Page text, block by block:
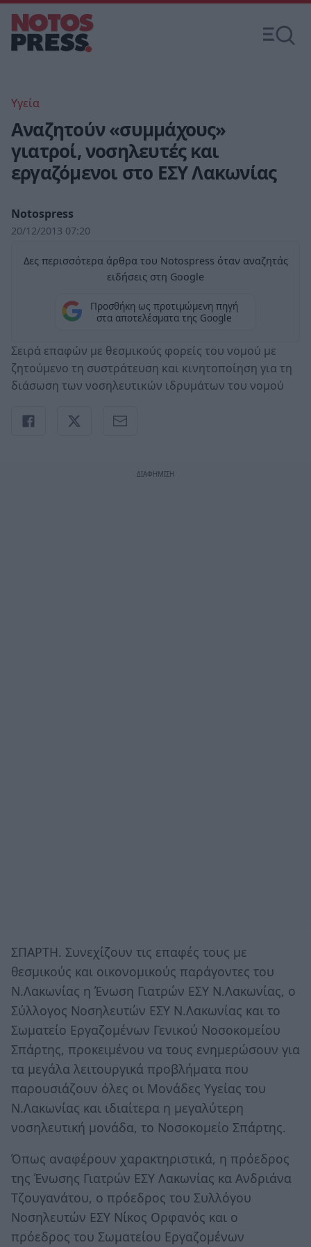
Υγεία
Αναζητούν «συμμάχους»
γιατροί, νοσηλευτές και
εργαζόμενοι στο ΕΣΥ Λακωνίας
Notospress
20/12/2013 07:20
Δες περισσότερα άρθρα του Notospress όταν αναζητάς
ειδήσεις στη Google
Προσθήκη ως προτιμώμενη πηγή
στα αποτελέσματα της Google
Σειρά επαφών με θεσμικούς φορείς του νομού με
ζητούμενο τη συστράτευση και κινητοποίηση για τη
διάσωση των νοσηλευτικών ιδρυμάτων του νομού
ΣΠΑΡΤΗ. Συνεχίζουν τις επαφές τους με
θεσμικούς και οικονομικούς παράγοντες του
Ν.Λακωνίας η Ένωση Γιατρών ΕΣΥ Ν.Λακωνίας, ο
Σύλλογος Νοσηλευτών ΕΣΥ Ν.Λακωνίας και το
Σωματείο Εργαζομένων Γενικού Νοσοκομείου
Σπάρτης, προκειμένου να τους ενημερώσουν για
τα μεγάλα λειτουργικά προβλήματα που
παρουσιάζουν όλες οι Μονάδες Υγείας του
Ν.Λακωνίας και ιδιαίτερα η μεγαλύτερη
νοσηλευτική μονάδα, το Νοσοκομείο Σπάρτης.
Όπως αναφέρουν χαρακτηριστικά, η πρόεδρος
της Ένωσης Γιατρών ΕΣΥ Λακωνίας κα Ανδριάνα
Τζουγανάτου, ο πρόεδρος του Συλλόγου
Νοσηλευτών ΕΣΥ Νίκος Ορφανός και ο
πρόεδρος του Σωματείου Εργαζομένων